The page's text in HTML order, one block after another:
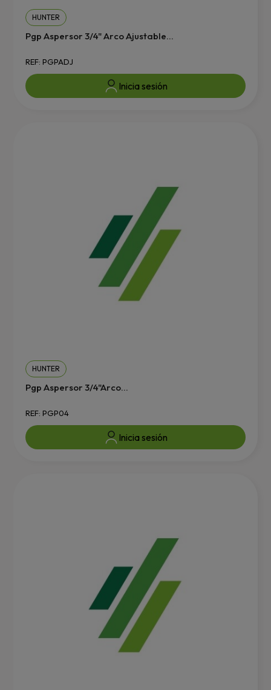
HUNTER
Pgp Aspersor 3/4" Arco Ajustable...
REF: PGPADJ
Inicia sesión
HUNTER
Pgp Aspersor 3/4"Arco...
REF: PGP04
Inicia sesión